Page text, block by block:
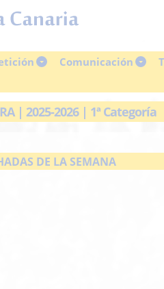
Comunicación
| 2025-2026 | 1ª Categoría
DE LA SEMANA